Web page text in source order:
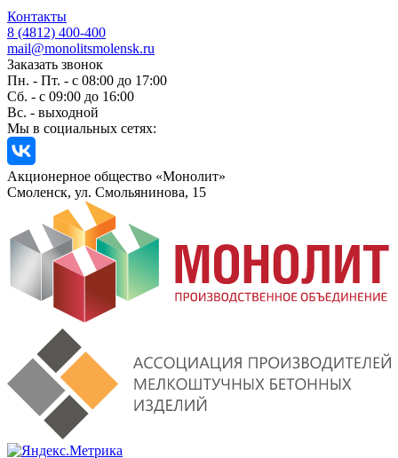
Контакты
8 (4812) 400-400
mail@monolitsmolensk.ru
Заказать звонок
Пн. - Пт. - с 08:00 до 17:00
Сб. - с 09:00 до 16:00
Вс. - выходной
Мы в социальных сетях:
Акционерное общество «Монолит»
Смоленск, ул. Смольянинова, 15